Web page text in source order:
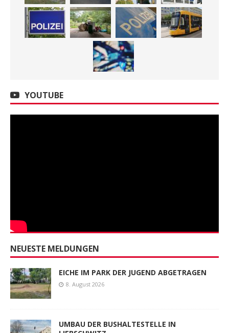
YOUTUBE
NEUESTE MELDUNGEN
EICHE IM PARK DER JUGEND ABGETRAGEN
8. August 2026
UMBAU DER BUSHALTESTELLE IN